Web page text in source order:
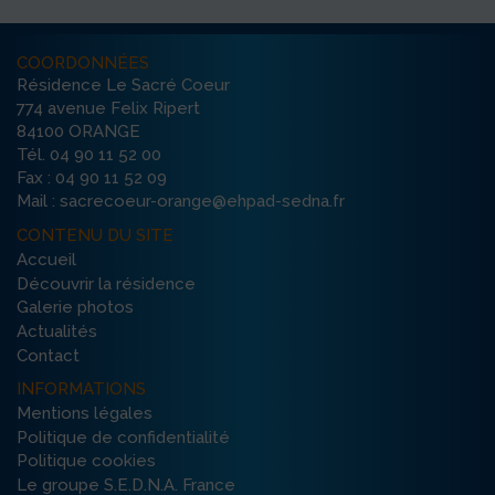
COORDONNÉES
Résidence Le Sacré Coeur
774 avenue Felix Ripert
84100 ORANGE
Tél. 04 90 11 52 00
Fax : 04 90 11 52 09
Mail : sacrecoeur-orange@ehpad-sedna.fr
CONTENU DU SITE
Accueil
Découvrir la résidence
Galerie photos
Actualités
Contact
INFORMATIONS
Mentions légales
Politique de confidentialité
Politique cookies
Le groupe S.E.D.N.A. France